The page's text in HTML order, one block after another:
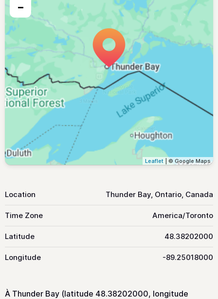
−
Leaflet | © Google Maps
Location Thunder Bay, Ontario, Canada
Time Zone America/Toronto
Latitude 48.38202000
Longitude -89.25018000
À Thunder Bay (latitude 48.38202000, longitude